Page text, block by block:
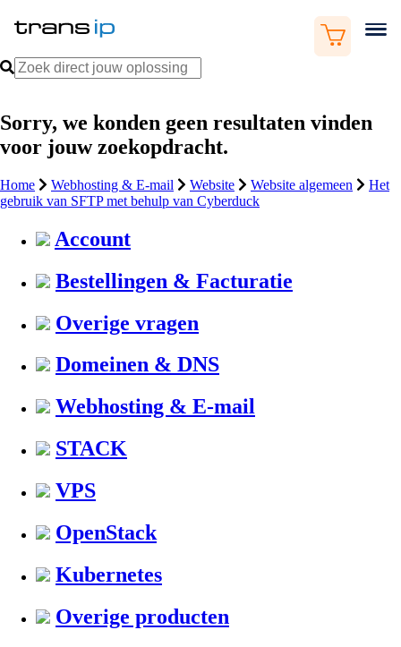
Sorry, we konden geen resultaten vinden
voor jouw zoekopdracht.
Home Webhosting & E-mail Website Website algemeen
Het
gebruik van SFTP met behulp van Cyberduck
Account
Bestellingen & Facturatie
Overige vragen
Domeinen & DNS
Webhosting & E-mail
STACK
VPS
OpenStack
Kubernetes
Overige producten